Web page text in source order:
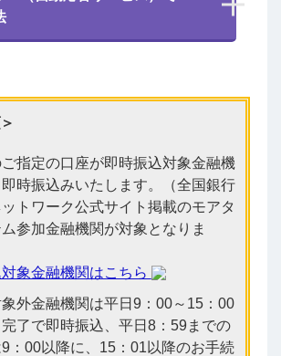
指定の口座が即時振込対象金融機
時振込みいたします。（全国銀行
トワーク公式サイト掲載のモアタ
参加金融機関が対象となりま
象金融機関はこちら
外金融機関は平日9：00～15：00
了で即時振込、平日8：59までの
：00以降に、15：01以降のお手続